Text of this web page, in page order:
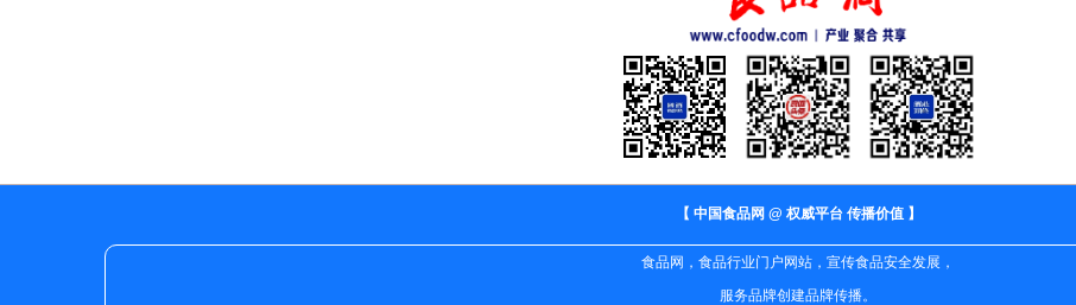
【 中国食品网 @ 权威平台 传播价值 】
食品网，食品行业门户网站，宣传食品安全发展，
服务品牌创建品牌传播。